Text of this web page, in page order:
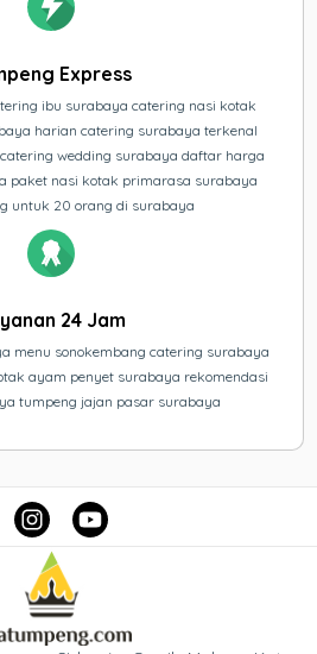
Express
ibu surabaya catering nasi kotak
harian catering surabaya terkenal
wedding surabaya daftar harga
paket nasi kotak primarasa surabaya
untuk 20 orang di surabaya
24 Jam
menu sonokembang catering surabaya
ayam penyet surabaya rekomendasi
tumpeng jajan pasar surabaya